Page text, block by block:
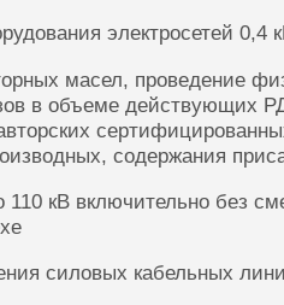
электросетей 0,4
масел, проведение
в объеме действующих
содержания
кВ включительно без
силовых кабельных